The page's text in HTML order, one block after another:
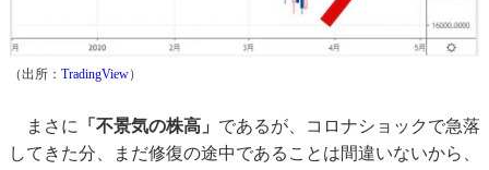
（出所： TradingView）
まさに 「不景気の株高」 であるが、コロナショックで急落
してきた分、まだ修復の途中であることは間違いないから、